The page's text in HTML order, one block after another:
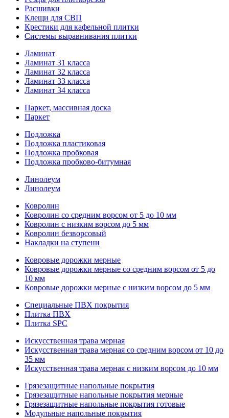
Расшивки
Клещи для СВП
Крестики для кафельной плитки
Системы выравнивания плитки
Ламинат
Ламинат 31 класса
Ламинат 32 класса
Ламинат 33 класса
Ламинат 34 класса
Паркет, массивная доска
Паркет
Подложка
Подложка пластиковая
Подложка пробковая
Подложка пробково-битумная
Линолеум
Линолеум
Ковролин
Ковролин со средним ворсом от 5 до 10 мм
Ковролин с низким ворсом до 5 мм
Ковролин безворсовый
Накладки на ступени
Ковровые дорожки мерные
Ковровые дорожки мерные со средним ворсом от 5 до
10 мм
Ковровые дорожки мерные с низким ворсом до 5 мм
Специальные ПВХ покрытия
Плитка ПВХ
Плитка SPC
Искуccтвенная трава мерная
Искусственная трава мерная со средним ворсом от 10 до
35 мм
Искусственная трава мерная с низким ворсом до 10 мм
Грязезащитные напольные покрытия
Грязезащитные напольные покрытия мерные
Грязезащитные напольные покрытия готовые
Модульные напольные покрытия